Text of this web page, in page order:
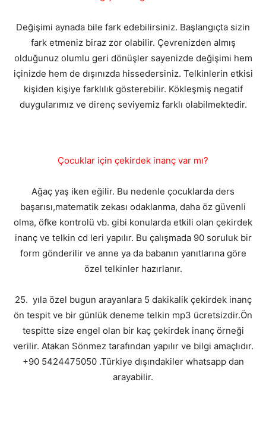
Değişimi aynada bile fark edebilirsiniz. Başlangıçta sizin
fark etmeniz biraz zor olabilir. Çevrenizden almış
olduğunuz olumlu geri dönüşler sayenizde değişimi hem
içinizde hem de dışınızda hissedersiniz. Telkinlerin etkisi
kişiden kişiye farklılık gösterebilir. Kökleşmiş negatif
duygularımız ve direnç seviyemiz farklı olabilmektedir.
Çocuklar için çekirdek inanç var mı?
Ağaç yaş iken eğilir. Bu nedenle çocuklarda ders
başarısı,matematik zekası odaklanma, daha öz güvenli
olma, öfke kontrolü vb. gibi konularda etkili olan çekirdek
inanç ve telkin cd leri yapılır. Bu çalışmada 90 soruluk bir
form gönderilir ve anne ya da babanın yanıtlarına göre
özel telkinler hazırlanır.
25. yıla özel bugun arayanlara 5 dakikalik çekirdek inanç
ön tespit ve bir günlük deneme telkin mp3 ücretsizdir.Ön
tespitte size engel olan bir kaç çekirdek inanç örneği
verilir. Atakan Sönmez tarafından yapılır ve bilgi amaçlıdır.
+90 5424475050 .Türkiye dışındakiler whatsapp dan
arayabilir.